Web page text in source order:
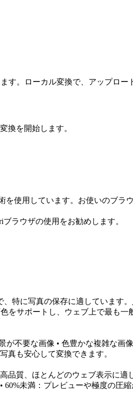
す。ローカル変換で、アップロー
換を開始します。
使用しています。お使いのブ
ブラウザの使用をお勧めします。
、特に写真の保存に適していま
をサポートし、ウェブ上で最も
が不要な画像 • 色豊かな複雑な
真も安心して変換できます。
品質、ほとんどのウェブ表示に
60%未満：プレビューや極度の